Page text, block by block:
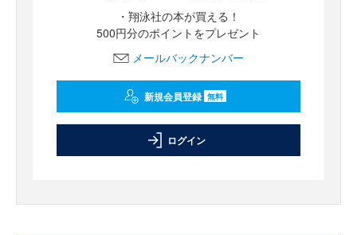
・翔泳社の本が買える！
500円分のポイントをプレゼント
メールバックナンバー
新規会員登録 無料
ログイン